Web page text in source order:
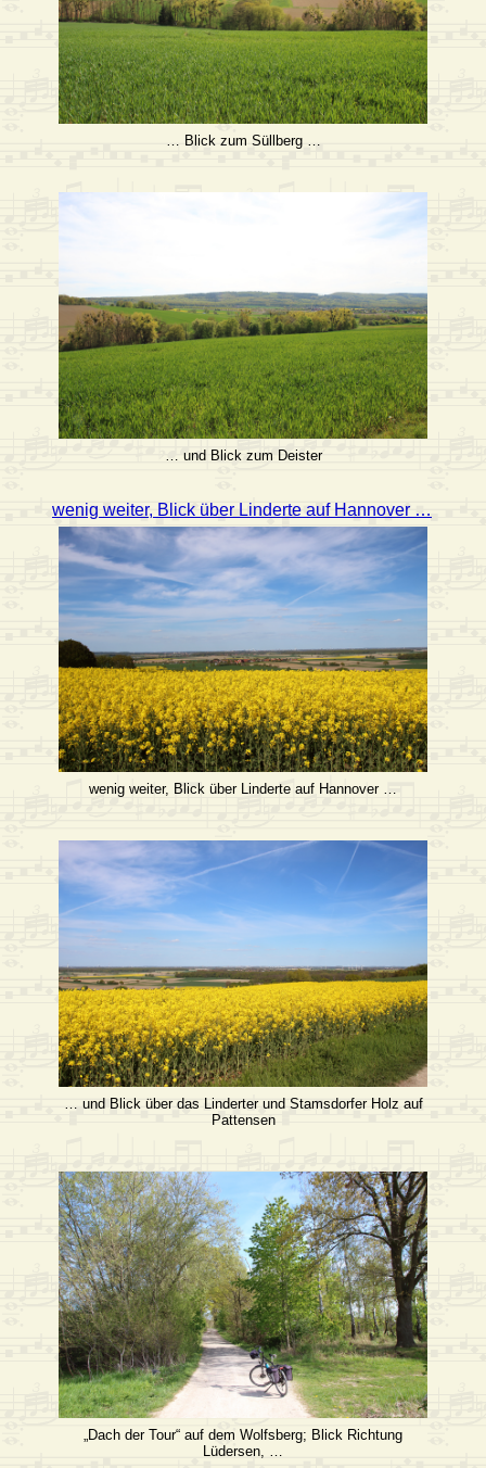
… Blick zum Süllberg …
… und Blick zum Deister
wenig weiter, Blick über Linderte auf Hannover …
wenig weiter, Blick über Linderte auf Hannover …
… und Blick über das Linderter und Stamsdorfer Holz auf
Pattensen
„Dach der Tour“ auf dem Wolfsberg; Blick Richtung
Lüdersen, …